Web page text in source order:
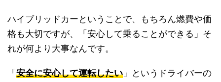
ハイブリッドカーということで、もちろん燃費や価
格も大切ですが、「安心して乗ることができる」そ
れが何より大事なんです。
「 安全に安心して運転したい 」というドライバーの